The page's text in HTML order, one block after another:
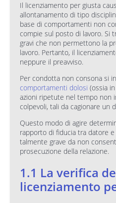
Il licenziamento per giusta
allontanamento di tipo
base di comportamenti non
compie sul posto di lavoro. Si
gravi che non permettono la
lavoro. Pertanto, il
neppure il preavviso.
Per condotta non consona si
comportamenti dolosi (ossia
azioni ripetute nel tempo non
colpevoli, tali da cagionare un
Questo modo di agire
rapporto di fiducia tra datore
talmente grave da non
prosecuzione della relazione.
1.1 La verifica
licenziamento